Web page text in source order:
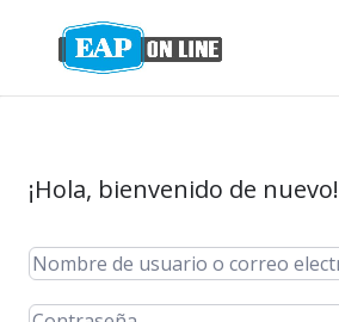
¡Hola, bienvenido de nuevo!